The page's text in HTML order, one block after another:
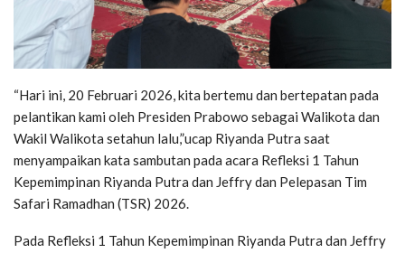
“Hari ini, 20 Februari 2026, kita bertemu dan bertepatan pada
pelantikan kami oleh Presiden Prabowo sebagai Walikota dan
Wakil Walikota setahun lalu,”ucap Riyanda Putra saat
menyampaikan kata sambutan pada acara Refleksi 1 Tahun
Kepemimpinan Riyanda Putra dan Jeffry dan Pelepasan Tim
Safari Ramadhan (TSR) 2026.
Pada Refleksi 1 Tahun Kepemimpinan Riyanda Putra dan Jeffry